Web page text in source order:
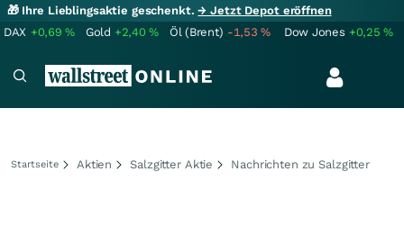
🎁 Ihre Lieblingsaktie geschenkt.→ Jetzt Depot eröffnen
DAX +0,69% Gold +2,40% Öl (Brent) -1,53% Dow Jones +0,25%
Startseite Aktien Salzgitter Aktie Nachrichten zu Salzgitter